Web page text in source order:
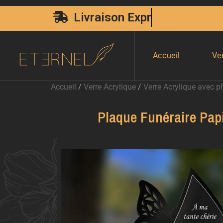
Fabrication Française
Accueil
Accueil / Verre Acrylique / Verre Acrylique avec
Plaque Funéraire